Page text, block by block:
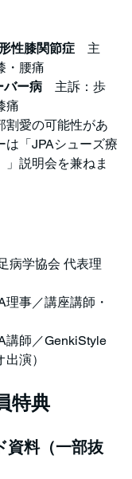
性膝関節症 主
・腰痛
バー病 主訴：歩
痛
愛の可能性があ
「JPAシューズ療
説明会を兼ねま
病学協会 代表理
理事／講座講師・
講師／GenkiStyle
演）
特典
料（一部抜